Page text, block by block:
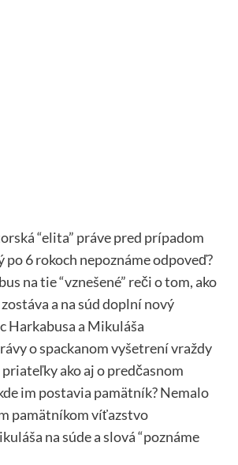
“elita” práve pred prípadom
po 6 rokoch nepoznáme odpoveď?
na tie “vznešené” reči o tom, ako
a na súd doplní nový
Harkabusa a Mikuláša
o spackanom vyšetrení vraždy
ako aj o predčasnom
im postavia pamätník? Nemalo
pamätníkom víťazstvo
na súde a slová “poznáme